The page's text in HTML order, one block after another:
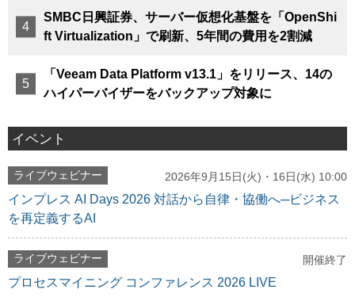
SMBC日興証券、サーバー仮想化基盤を「OpenShi
ft Virtualization」で刷新、5年間の費用を2割減
「Veeam Data Platform v13.1」をリリース、14の
ハイパーバイザーをバックアップ対象に
イベント
ライブウェビナー 2026年9月15日(火)・16日(水) 10:00
インプレス AI Days 2026 対話から自律・協働へ─ビジネス
を再定義するAI
ライブウェビナー 開催終了
プロセスマイニング コンファレンス 2026 LIVE